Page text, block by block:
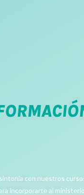
con nuestros
incorporarte al